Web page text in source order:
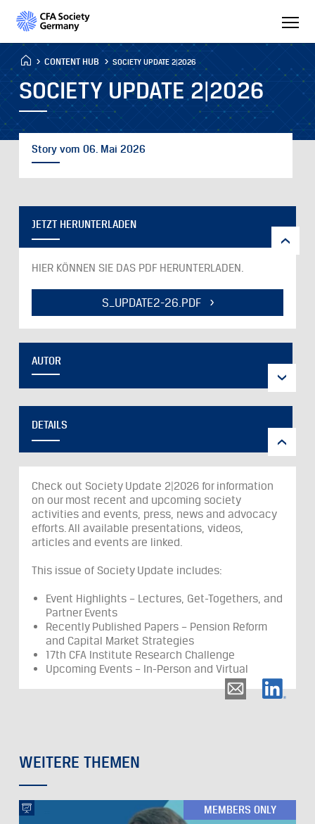
CONTENT HUB SOCIETY UPDATE 2|2026
SOCIETY UPDATE 2|2026
Story vom 06. Mai 2026
DETAILS
Check out Society Update 2|2026 for information
on our most recent and upcoming society
activities and events, press, news and advocacy
efforts.All available presentations, videos,
articles and events are linked.
This issue of Society Update includes:
Event Highlights – Lectures, Get-Togethers, and
Partner Events
Recently Published Papers – Pension Reform
and Capital Market Strategies
17th CFA Institute Research Challenge
Upcoming Events – In-Person and Virtual
JETZT HERUNTERLADEN
HIER KÖNNEN SIE DAS PDF HERUNTERLADEN.
S_UPDATE2-26.PDF
AUTOR
WEITERE THEMEN
MEMBERS ONLY